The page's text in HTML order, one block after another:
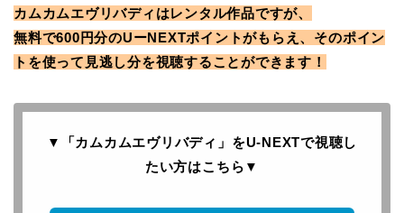
カムカムエヴリバディはレンタル作品ですが、
無料で600円分のUーNEXTポイントがもらえ、そのポイン
トを使って見逃し分を視聴することができます！
▼「カムカムエヴリバディ」をU-NEXTで視聴し
たい方はこちら ▼